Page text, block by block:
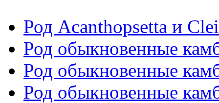
Род Acanthopsetta и
Род обыкновенные
Род обыкновенные
Род обыкновенные